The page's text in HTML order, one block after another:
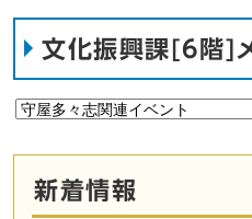
文化振興課[6階]
新着情報